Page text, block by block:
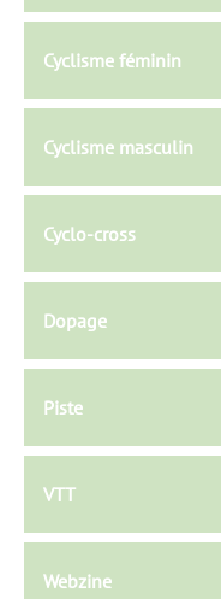
Cyclisme féminin
Cyclisme masculin
Cyclo-cross
Dopage
Piste
VTT
Webzine